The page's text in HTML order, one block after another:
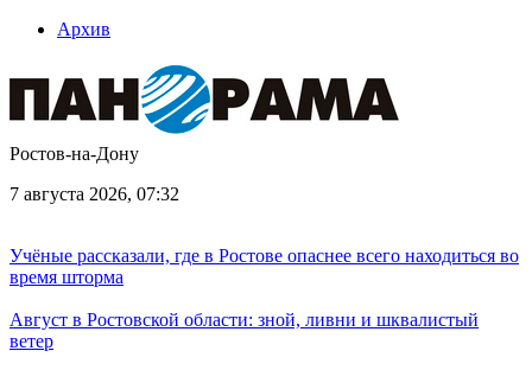
Архив
Ростов-на-Дону
7 августа 2026, 07:32
Учёные рассказали, где в Ростове опаснее всего находиться во
время шторма
Август в Ростовской области: зной, ливни и шквалистый
ветер